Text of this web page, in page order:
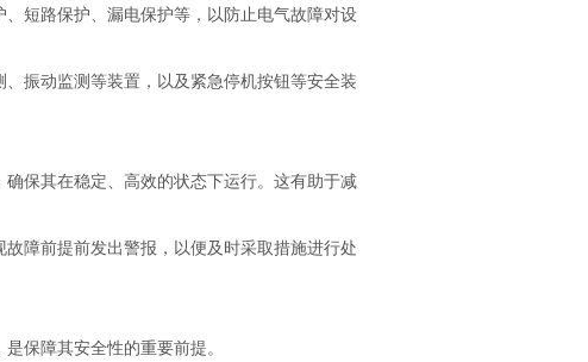
短路保护、漏电保护等，以防止电气故障对设
振动监测等装置，以及紧急停机按钮等安全装
保其在稳定、高效的状态下运行。这有助于减
障前提前发出警报，以便及时采取措施进行处
保障其安全性的重要前提。